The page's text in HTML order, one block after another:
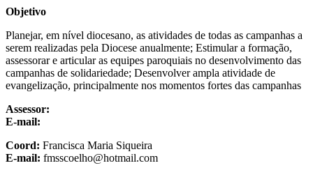
Objetivo
Planejar, em nível diocesano, as atividades de todas as campanhas a
serem realizadas pela Diocese anualmente; Estimular a formação,
assessorar e articular as equipes paroquiais no desenvolvimento das
campanhas de solidariedade; Desenvolver ampla atividade de
evangelização, principalmente nos momentos fortes das campanhas
Assessor:
E-mail:
Coord: Francisca Maria Siqueira
E-mail: fmsscoelho@hotmail.com